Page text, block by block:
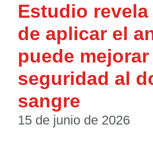
Estudio
de aplicar el
puede
seguridad al
sangre
15 de junio de 2026